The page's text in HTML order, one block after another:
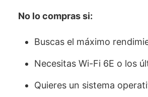
No lo compras si:
Buscas el máximo
Necesitas Wi-Fi 6E o los
Quieres un sistema